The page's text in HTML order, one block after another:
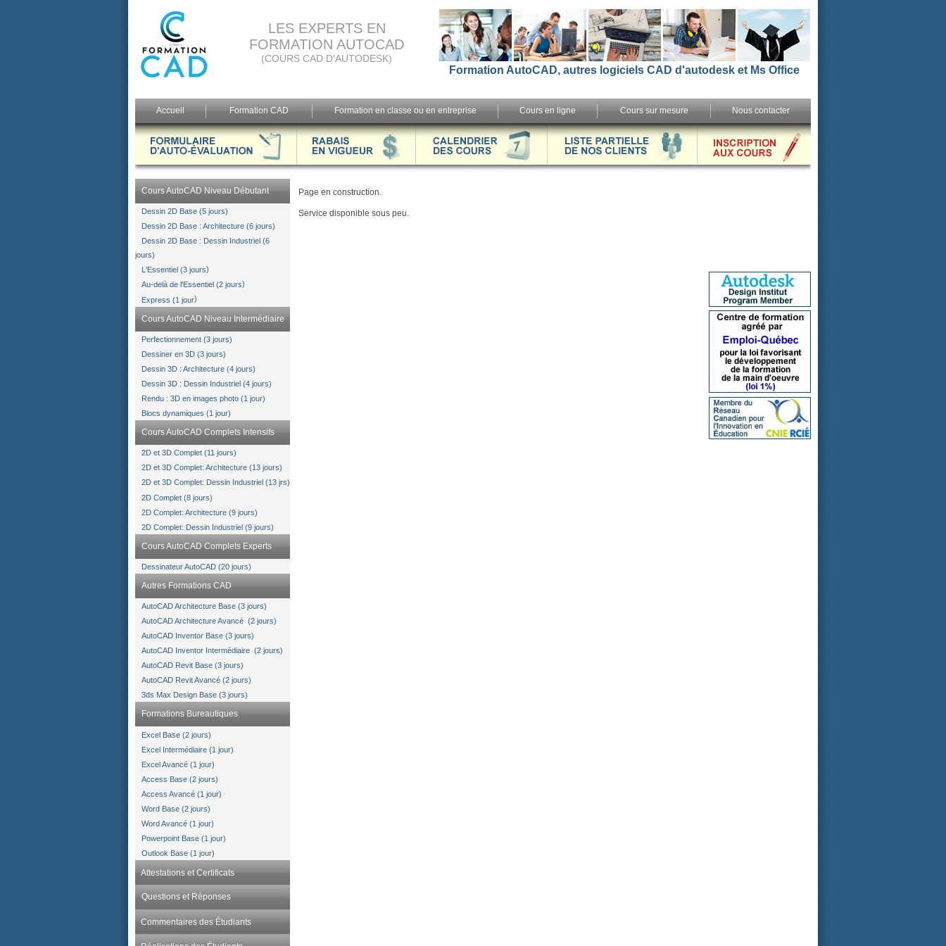
LES EXPERTS EN
FORMATION AUTOCAD
(COURS CAD D'AUTODESK)
Formation AutoCAD, autres logiciels CAD d'autodesk et Ms Office
Accueil Formation CAD Formation en classe ou en entreprise Cours en ligne Cours sur mesure Nous contacter
Cours AutoCAD Niveau Débutant
Dessin 2D Base (5 jours)
Dessin 2D Base : Architecture (6 jours)
Dessin 2D Base : Dessin Industriel (6
jours)
L'Essentiel (3 jours)
Au-delà de l'Essentiel (2 jours)
Express (1 jour)
Cours AutoCAD Niveau Intermédiaire
Perfectionnement (3 jours)
Dessiner en 3D (3 jours)
Dessin 3D : Architecture (4 jours)
Dessin 3D : Dessin Industriel (4 jours)
Rendu : 3D en images photo (1 jour)
Blocs dynamiques (1 jour)
Cours AutoCAD Complets Intensifs
2D et 3D Complet (11 jours)
2D et 3D Complet: Architecture (13 jours)
2D et 3D Complet: Dessin Industriel (13 jrs)
2D Complet (8 jours)
2D Complet: Architecture (9 jours)
2D Complet: Dessin Industriel (9 jours)
Cours AutoCAD Complets Experts
Dessinateur AutoCAD (20 jours)
Autres Formations CAD
AutoCAD Architecture Base (3 jours)
AutoCAD Architecture Avancé (2 jours)
AutoCAD Inventor Base (3 jours)
AutoCAD Inventor Intermédiaire (2 jours)
AutoCAD Revit Base (3 jours)
AutoCAD Revit Avancé (2 jours)
3ds Max Design Base (3 jours)
Formations Bureautiques
Excel Base (2 jours)
Excel Intermédiaire (1 jour)
Excel Avancé (1 jour)
Access Base (2 jours)
Access Avancé (1 jour)
Word Base (2 jours)
Word Avancé (1 jour)
Powerpoint Base (1 jour)
Outlook Base (1 jour)
Attestations et Certificats
Questions et Réponses
Commentaires des Étudiants
Page en construction.
Service disponible sous peu.